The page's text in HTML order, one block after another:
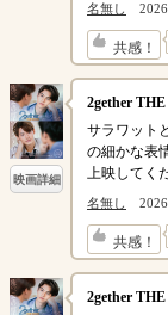
名無し
共感！
↓
映画詳細
2gether
サラワット
の細かな表
上映してく
名無し
共感！
↓
2gether